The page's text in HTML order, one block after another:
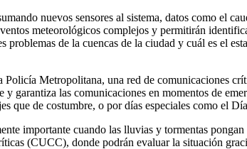
nuevos sensores al sistema, datos como el
meteorológicos complejos y permitirán
de la cuencas de la ciudad y cuál es el
Metropolitana, una red de comunicaciones
las comunicaciones en momentos de
que de costumbre, o por días especiales como el
importante cuando las lluvias y tormentas
(CUCC), donde podrán evaluar la situación